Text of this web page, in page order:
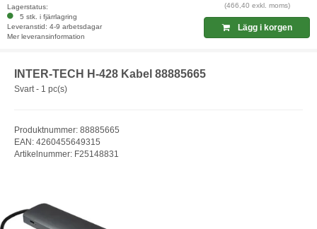
Lagerstatus:
5 stk. i fjärrlagring
Leveranstid: 4-9 arbetsdagar
Mer leveransinformation
(466,40 exkl. moms)
Lägg i korgen
INTER-TECH H-428 Kabel 88885665
Svart - 1 pc(s)
Produktnummer: 88885665
EAN: 4260455649315
Artikelnummer: F25148831